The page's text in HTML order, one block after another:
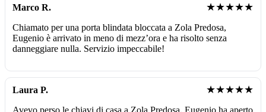
Marco R. ★★★★★
Chiamato per una porta blindata bloccata a Zola Predosa,
Eugenio è arrivato in meno di mezz’ora e ha risolto senza
danneggiare nulla. Servizio impeccabile!
Laura P. ★★★★★
Avevo perso le chiavi di casa a Zola Predosa, Eugenio ha aperto